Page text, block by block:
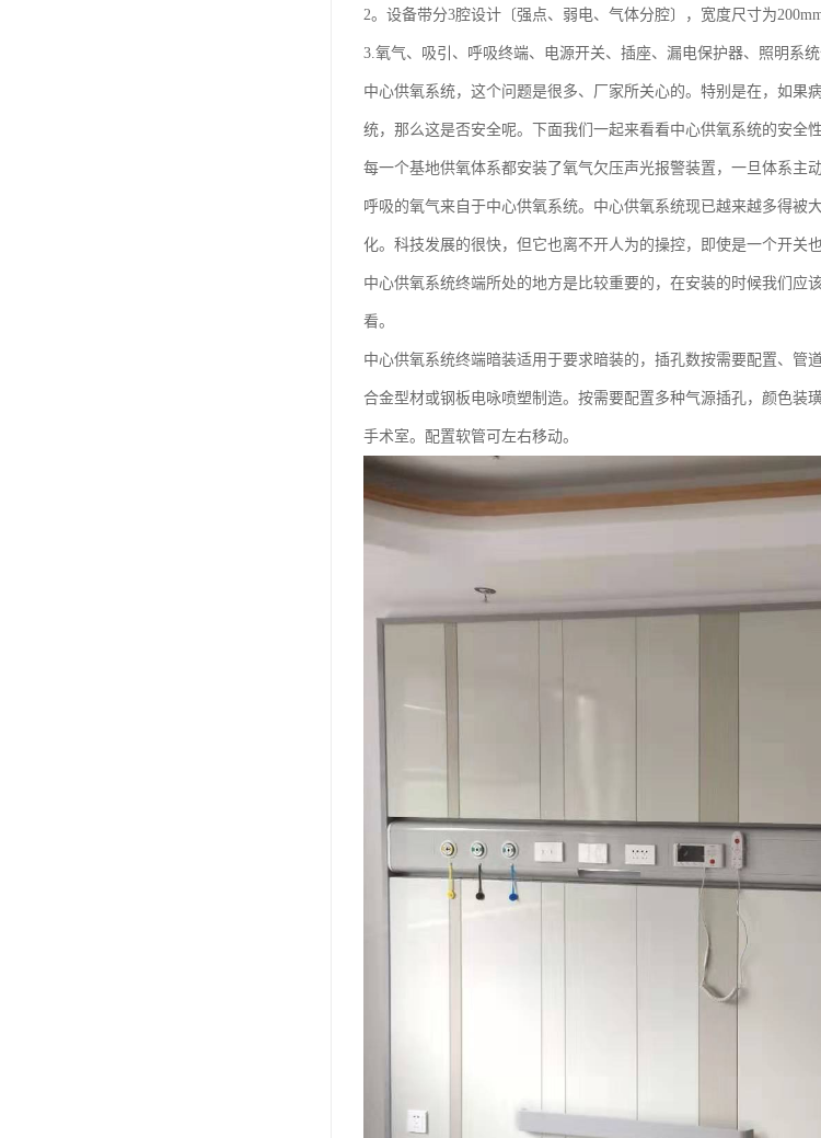
2。设备带分3腔设计〔强点、弱电、气体分腔〕，宽度尺寸为
3.氧气、吸引、呼吸终端、电源开关、插座、漏电保护器、照明系
中心供氧系统，这个问题是很多、厂家所关心的。特别是在，如
统，那么这是否安全呢。下面我们一起来看看中心供氧系统的安全性
每一个基地供氧体系都安装了氧气欠压声光报警装置，一旦体系主
呼吸的氧气来自于中心供氧系统。中心供氧系统现已越来越多得
化。科技发展的很快，但它也离不开人为的操控，即使是一个开关
中心供氧系统终端所处的地方是比较重要的，在安装的时候我们
看。
中心供氧系统终端暗装适用于要求暗装的，插孔数按需要配置、
合金型材或钢板电咏喷塑制造。按需要配置多种气源插孔，颜色
手术室。配置软管可左右移动。